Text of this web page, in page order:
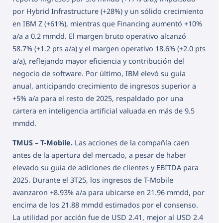
por Hybrid Infrastructure (+28%) y un sólido crecimiento
en IBM Z (+61%), mientras que Financing aumentó +10%
a/a a 0.2 mmdd. El margen bruto operativo alcanzó
58.7% (+1.2 pts a/a) y el margen operativo 18.6% (+2.0 pts
a/a), reflejando mayor eficiencia y contribución del
negocio de software. Por último, IBM elevó su guía
anual, anticipando crecimiento de ingresos superior a
+5% a/a para el resto de 2025, respaldado por una
cartera en inteligencia artificial valuada en más de 9.5
mmdd.
TMUS – T-Mobile. Las acciones de la compañía caen
antes de la apertura del mercado, a pesar de haber
elevado su guía de adiciones de clientes y EBITDA para
2025. Durante el 3T25, los ingresos de T-Mobile
avanzaron +8.93% a/a para ubicarse en 21.96 mmdd, por
encima de los 21.88 mmdd estimados por el consenso.
La utilidad por acción fue de USD 2.41, mejor al USD 2.4